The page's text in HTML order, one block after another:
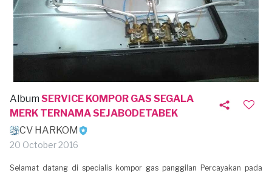
Album SERVICE KOMPOR GAS SEGALA
MERK TERNAMA SEJABODETABEK
CV HARKOM
20 October 2016
Selamat datang di specialis kompor gas panggilan Percayakan pada